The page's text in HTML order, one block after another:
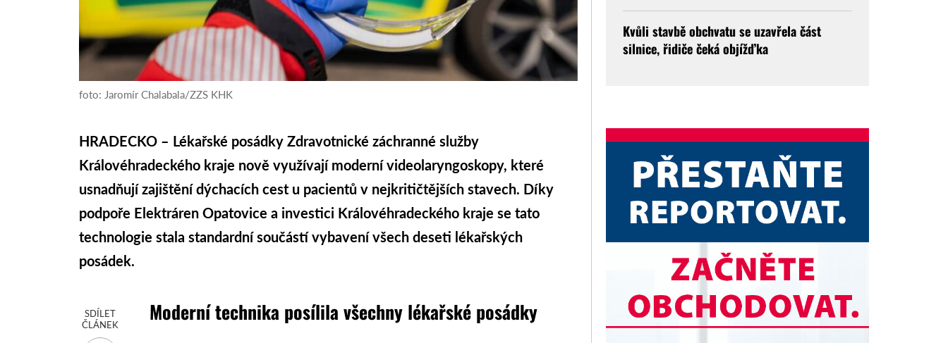
foto: Jaromír Chalabala/ZZS KHK
HRADECKO – Lékařské posádky Zdravotnické záchranné služby
Královéhradeckého kraje nově využívají moderní videolaryngoskopy, které
usnadňují zajištění dýchacích cest u pacientů v nejkritičtějších stavech. Díky
podpoře Elektráren Opatovice a investici Královéhradeckého kraje se tato
technologie stala standardní součástí vybavení všech deseti lékařských
posádek.
SDÍLET
ČLÁNEK
Moderní technika posílila všechny lékařské posádky
Kvůli stavbě obchvatu se uzavřela část
silnice, řidiče čeká objížďka